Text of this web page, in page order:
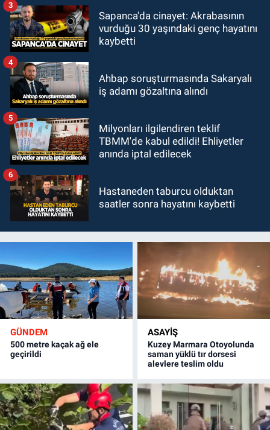
Sapanca'da cinayet: Akrabasının
vurduğu 30 yaşındaki genç hayatını
kaybetti
3
Ahbap soruşturmasında Sakaryalı
iş adamı gözaltına alındı
4
Milyonları ilgilendiren teklif
TBMM'de kabul edildi! Ehliyetler
anında iptal edilecek
5
Hastaneden taburcu olduktan
saatler sonra hayatını kaybetti
6
GÜNDEM
500 metre kaçak ağ ele
geçirildi
ASAYİŞ
Kuzey Marmara Otoyolunda
saman yüklü tır dorsesi
alevlere teslim oldu